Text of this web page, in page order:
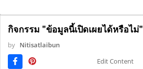
กิจกรรม "ข้อมูลนี้เปิดเผยได้หรือไม่"
by Nitisatlaibun
Edit Content